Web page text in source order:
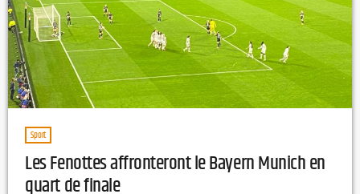
Sport
Les Fenottes affronteront le Bayern Munich en
quart de finale